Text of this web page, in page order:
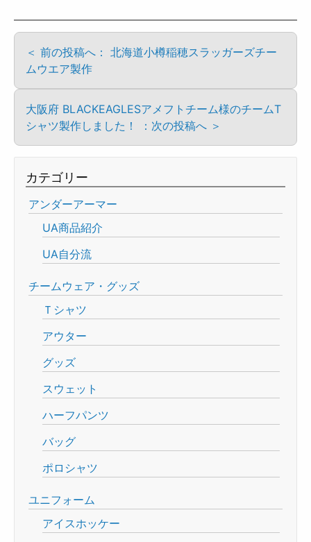
＜ 前の投稿へ： 北海道小樽稲穂スラッガーズチー
ムウエア製作
大阪府 BLACKEAGLESアメフトチーム様のチームT
シャツ製作しました！ ：次の投稿へ ＞
カテゴリー
アンダーアーマー
UA商品紹介
UA自分流
チームウェア・グッズ
Ｔシャツ
アウター
グッズ
スウェット
ハーフパンツ
バッグ
ポロシャツ
ユニフォーム
アイスホッケー